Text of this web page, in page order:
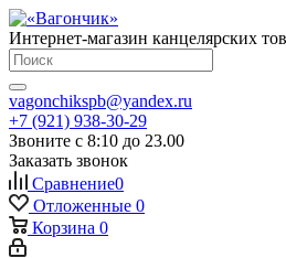
Интернет-магазин канцелярских
vagonchikspb@yandex.ru
+7 (921) 938-30-29
Звоните с 8:10 до 23.00
Заказать звонок
Сравнение0
Отложенные 0
Корзина 0